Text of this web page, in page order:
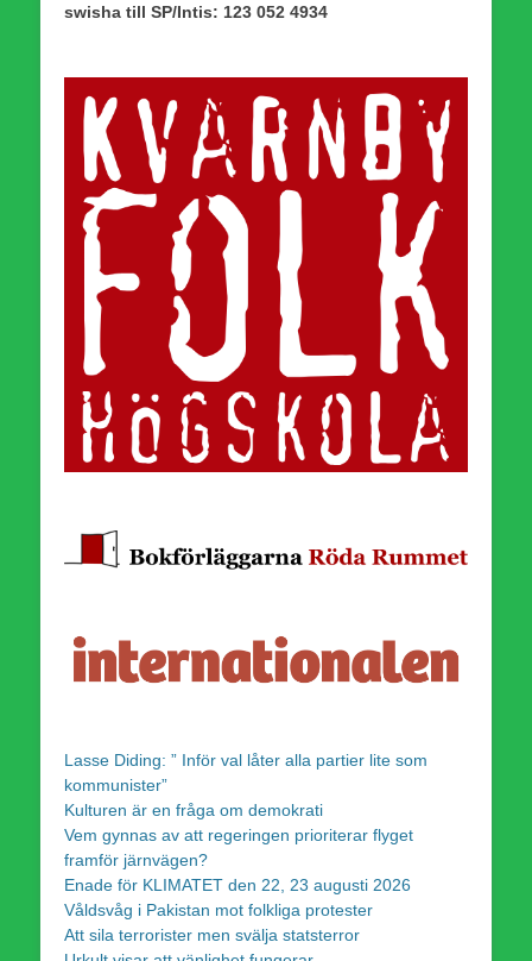
swisha till SP/Intis: 123 052 4934
Lasse Diding: ” Inför val låter alla partier lite som
kommunister”
Kulturen är en fråga om demokrati
Vem gynnas av att regeringen prioriterar flyget
framför järnvägen?
Enade för KLIMATET den 22, 23 augusti 2026
Våldsvåg i Pakistan mot folkliga protester
Att sila terrorister men svälja statsterror